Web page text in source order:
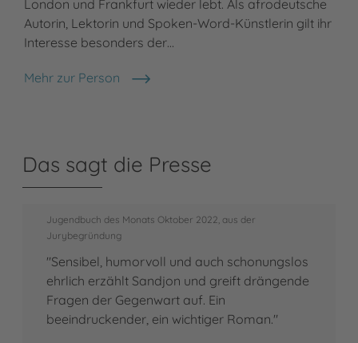
London und Frankfurt wieder lebt. Als afrodeutsche
Autorin, Lektorin und Spoken-Word-Künstlerin gilt ihr
Interesse besonders der…
Mehr zur Person
Chantal-Fleur Sandjon
Das sagt die Presse
Jugendbuch des Monats Oktober 2022, aus der
Jurybegründung
"Sensibel, humorvoll und auch schonungslos
ehrlich erzählt Sandjon und greift drängende
Fragen der Gegenwart auf. Ein
beeindruckender, ein wichtiger Roman."